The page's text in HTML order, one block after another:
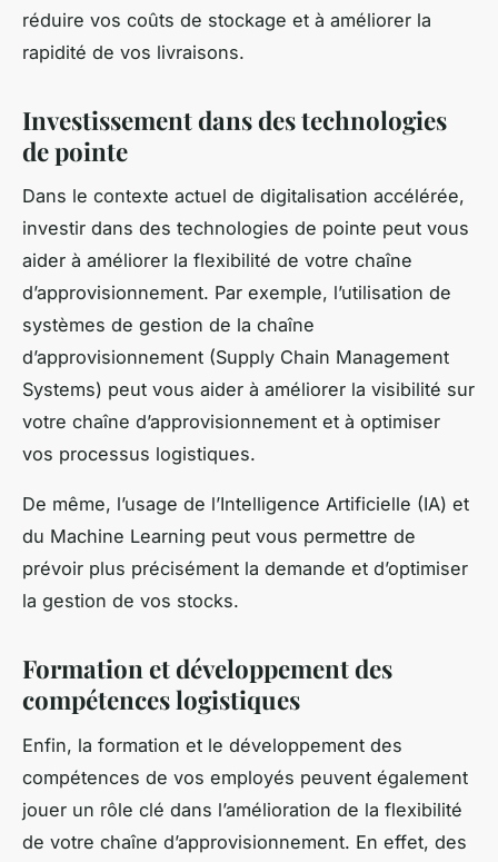
réduire vos coûts de stockage et à améliorer la
rapidité de vos livraisons.
Investissement dans des technologies
de pointe
Dans le contexte actuel de digitalisation accélérée,
investir dans des technologies de pointe peut vous
aider à améliorer la flexibilité de votre chaîne
d’approvisionnement. Par exemple, l’utilisation de
systèmes de gestion de la chaîne
d’approvisionnement (Supply Chain Management
Systems) peut vous aider à améliorer la visibilité sur
votre chaîne d’approvisionnement et à optimiser
vos processus logistiques.
De même, l’usage de l’Intelligence Artificielle (IA) et
du Machine Learning peut vous permettre de
prévoir plus précisément la demande et d’optimiser
la gestion de vos stocks.
Formation et développement des
compétences logistiques
Enfin, la formation et le développement des
compétences de vos employés peuvent également
jouer un rôle clé dans l’amélioration de la flexibilité
de votre chaîne d’approvisionnement. En effet, des